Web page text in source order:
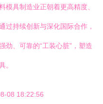
模具制造业正朝着更高精度、
过持续创新与深化国际合作，
劲、可靠的“工装心脏”，塑造
。
08 18:22:56